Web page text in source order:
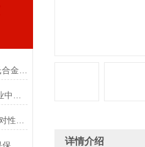
详情介绍